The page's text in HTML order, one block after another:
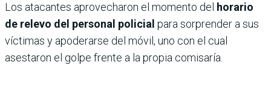
Los atacantes aprovecharon el momento del horario
de relevo del personal policial para sorprender a sus
víctimas y apoderarse del móvil, uno con el cual
asestaron el golpe frente a la propia comisaría.